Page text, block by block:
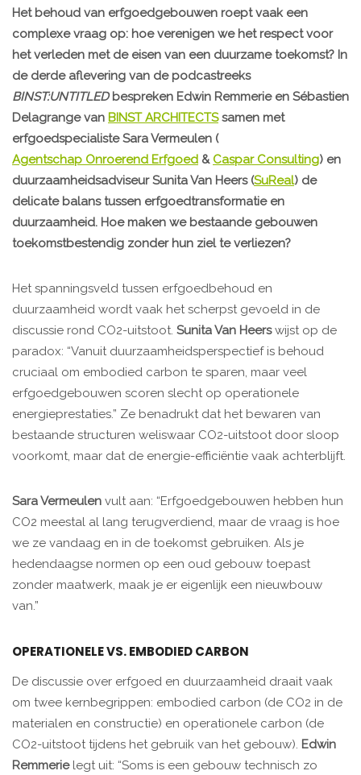
Het behoud van erfgoedgebouwen roept vaak een
complexe vraag op: hoe verenigen we het respect voor
het verleden met de eisen van een duurzame toekomst? In
de derde aflevering van de podcastreeks
BINST:UNTITLEDbespreken Edwin Remmerie en Sébastien
Delagrange van BINST ARCHITECTSsamen met
erfgoedspecialiste Sara Vermeulen (
Agentschap Onroerend Erfgoed & Caspar Consulting) en
duurzaamheidsadviseur Sunita Van Heers (SuReal) de
delicate balans tussen erfgoedtransformatie en
duurzaamheid. Hoe maken we bestaande gebouwen
toekomstbestendig zonder hun ziel te verliezen?
Het spanningsveld tussen erfgoedbehoud en
duurzaamheid wordt vaak het scherpst gevoeld in de
discussie rond CO2-uitstoot. Sunita Van Heerswijst op de
paradox: “Vanuit duurzaamheidsperspectief is behoud
cruciaal om embodied carbon te sparen, maar veel
erfgoedgebouwen scoren slecht op operationele
energieprestaties.” Ze benadrukt dat het bewaren van
bestaande structuren weliswaar CO2-uitstoot door sloop
voorkomt, maar dat de energie-efficiëntie vaak achterblijft.
Sara Vermeulen vult aan: “Erfgoedgebouwen hebben hun
CO2 meestal al lang terugverdiend, maar de vraag is hoe
we ze vandaag en in de toekomst gebruiken. Als je
hedendaagse normen op een oud gebouw toepast
zonder maatwerk, maak je er eigenlijk een nieuwbouw
van.”
OPERATIONELE VS. EMBODIED CARBON
De discussie over erfgoed en duurzaamheid draait vaak
om twee kernbegrippen: embodied carbon (de CO2 in de
materialen en constructie) en operationele carbon (de
CO2-uitstoot tijdens het gebruik van het gebouw). Edwin
Remmerielegt uit: “Soms is een gebouw technisch zo